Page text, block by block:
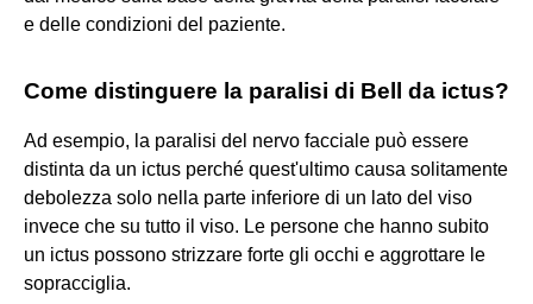
e delle condizioni del paziente.
Come distinguere la paralisi di Bell da ictus?
Ad esempio, la paralisi del nervo facciale può essere
distinta da un ictus perché quest'ultimo causa solitamente
debolezza solo nella parte inferiore di un lato del viso
invece che su tutto il viso. Le persone che hanno subito
un ictus possono strizzare forte gli occhi e aggrottare le
sopracciglia.